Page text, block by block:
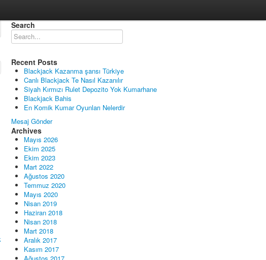
Search
Recent Posts
Blackjack Kazanma şansı Türkiye
Canlı Blackjack Te Nasıl Kazanılır
Siyah Kırmızı Rulet Depozito Yok Kumarhane
Blackjack Bahis
En Komik Kumar Oyunları Nelerdir
Mesaj Gönder
Archives
Mayıs 2026
Ekim 2025
Ekim 2023
Mart 2022
Ağustos 2020
Temmuz 2020
Mayıs 2020
Nisan 2019
Haziran 2018
Nisan 2018
Mart 2018
Aralık 2017
Kasım 2017